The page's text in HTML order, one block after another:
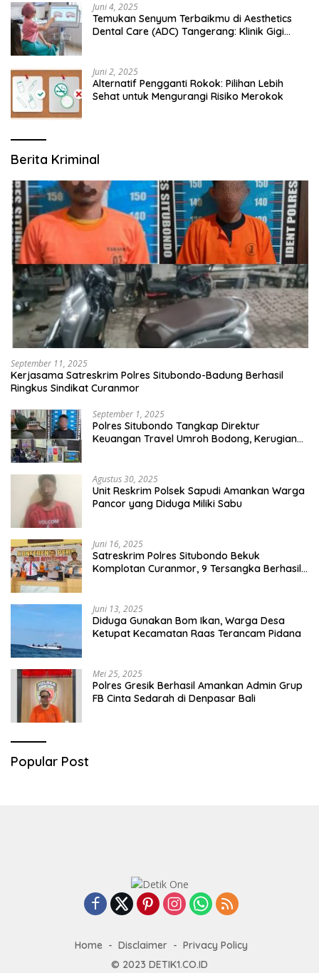
Juni 4, 2025
Temukan Senyum Terbaikmu di Aesthetics
Dental Care (ADC) Tangerang: Klinik Gigi
Juni 2, 2025
Alternatif Pengganti Rokok: Pilihan Lebih
Sehat untuk Mengurangi Risiko Merokok
Berita Kriminal
September 11, 2025
Kerjasama Satreskrim Polres Situbondo-Badung Berhasil
Ringkus Sindikat Curanmor
September 1, 2025
Polres Situbondo Tangkap Direktur
Keuangan Travel Umroh Bodong, Kerugian
Agustus 30, 2025
Unit Reskrim Polsek Sapudi Amankan Warga
Pancor yang Diduga Miliki Sabu
Juni 16, 2025
Satreskrim Polres Situbondo Bekuk
Komplotan Curanmor, 9 Tersangka Berhasil
Juni 13, 2025
Diduga Gunakan Bom Ikan, Warga Desa
Ketupat Kecamatan Raas Terancam Pidana
Mei 25, 2025
Polres Gresik Berhasil Amankan Admin Grup
FB Cinta Sedarah di Denpasar Bali
Popular Post
Home Disclaimer
Privacy Policy
© 2023 DETIK1.CO.ID